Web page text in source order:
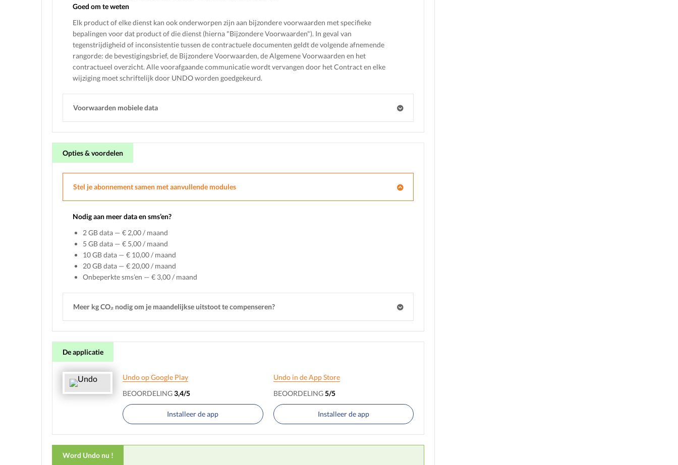
Goed om te weten
Elk product of elke dienst kan ook onderworpen zijn aan bijzondere voorwaarden met specifieke
bepalingen voor dat product of die dienst (hierna "Bijzondere Voorwaarden"). In geval van
tegenstrijdigheid of inconsistentie tussen de contractuele documenten geldt de volgende afnemende
rangorde: de bevestigingsbrief, de Bijzondere Voorwaarden, de Algemene Voorwaarden en het
contractueel overzicht. Alle voorafgaande communicatie wordt vervangen door het Contract en elke
wijziging moet schriftelijk door UNDO worden goedgekeurd.
Voorwaarden mobiele data
Opties & voordelen
Stel je abonnement samen met aanvullende modules
Nodig aan meer data en sms’en?
2 GB data — € 2,00 / maand
5 GB data — € 5,00 / maand
10 GB data — € 10,00 / maand
20 GB data — € 20,00 / maand
Onbeperkte sms’en — € 3,00 / maand
Meer kg CO₂ nodig om je maandelijkse uitstoot te compenseren?
De applicatie
Undo op Google Play
BEOORDELING3,4/5
Installeer de app
Undo in de App Store
BEOORDELING5/5
Installeer de app
Word Undo nu !